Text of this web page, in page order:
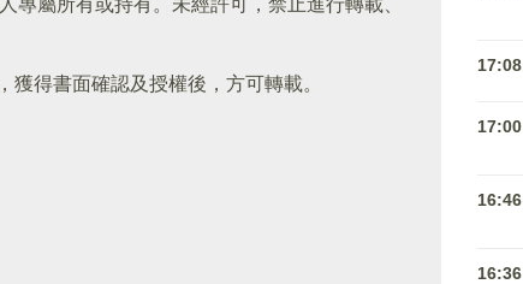
專屬所有或持有。未經許可，禁止進行轉載、
，獲得書面確認及授權後，方可轉載。
17:08
17:00
16:46
16:36